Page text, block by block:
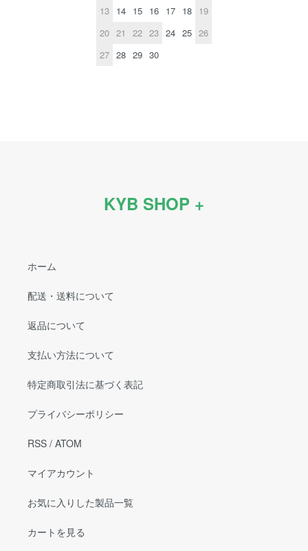
13 14 15 16 17 18 19
20 21 22 23 24 25 26
27 28 29 30
KYB SHOP +
ホーム
配送・送料について
返品について
支払い方法について
特定商取引法に基づく表記
プライバシーポリシー
RSS / ATOM
マイアカウント
お気に入りした製品一覧
カートを見る